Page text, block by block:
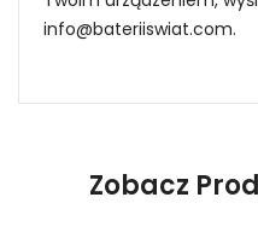
info@bateriiswiat.com.
1.Model urządzenia
Zobacz